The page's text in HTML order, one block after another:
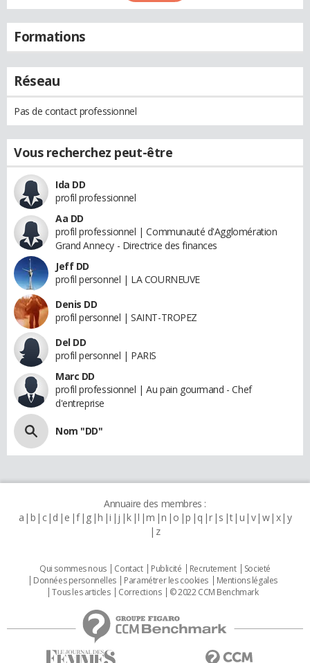
Formations
Réseau
Pas de contact professionnel
Vous recherchez peut-être
Ida DD
profil professionnel
Aa DD
profil professionnel | Communauté d'Agglomération
Grand Annecy - Directrice des finances
Jeff DD
profil personnel | LA COURNEUVE
Denis DD
profil personnel | SAINT-TROPEZ
Del DD
profil personnel | PARIS
Marc DD
profil professionnel | Au pain gourmand - Chef
d'entreprise
Nom "DD"
Annuaire des membres :
a b c d e f g h i j k l m n o p q r s t u v w x y
z
Qui sommes nous Contact Publicité Recrutement
Societé
Données personnelles
Paramétrer les cookies
Mentions légales
Tous les articles
Corrections © 2022 CCM Benchmark